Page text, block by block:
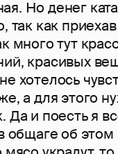
Но денег
так как
много тут
красивых
хотелось
а для этого
Да и поесть я
общаге об